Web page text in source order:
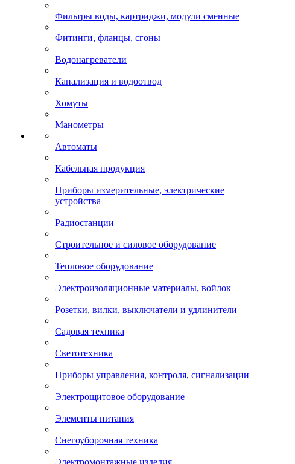
Фильтры воды, картриджи, модули сменные
Фитинги, фланцы, сгоны
Водонагреватели
Канализация и водоотвод
Хомуты
Манометры
Автоматы
Кабельная продукция
Приборы измерительные, электрические
устройства
Радиостанции
Строительное и силовое оборудование
Тепловое оборудование
Электроизоляционные материалы, войлок
Розетки, вилки, выключатели и удлинители
Садовая техника
Светотехника
Приборы управления, контроля, сигнализации
Электрощитовое оборудование
Элементы питания
Снегоуборочная техника
Электромонтажные изделия